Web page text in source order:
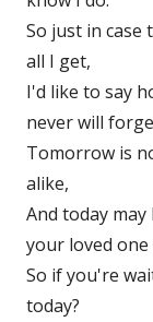
So just in case
all I get,
I'd like to say
never will
Tomorrow is
alike,
And today
your loved
So if you're
today?